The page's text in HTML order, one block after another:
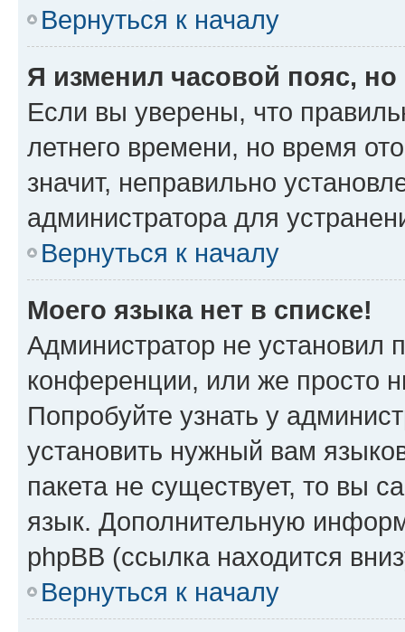
Вернуться к началу
Я изменил часовой пояс,
Если вы уверены, что
летнего времени, но время
значит, неправильно
администратора для
Вернуться к началу
Моего языка нет в списке!
Администратор не установил
конференции, или же просто
Попробуйте узнать у
установить нужный вам
пакета не существует, то вы
язык. Дополнительную
phpBB (ссылка находится
Вернуться к началу